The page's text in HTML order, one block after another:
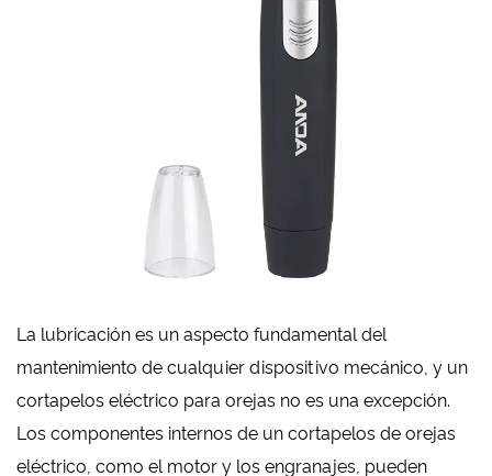
La lubricación es un aspecto fundamental del
mantenimiento de cualquier dispositivo mecánico, y un
cortapelos eléctrico para orejas no es una excepción.
Los componentes internos de un cortapelos de orejas
eléctrico, como el motor y los engranajes, pueden